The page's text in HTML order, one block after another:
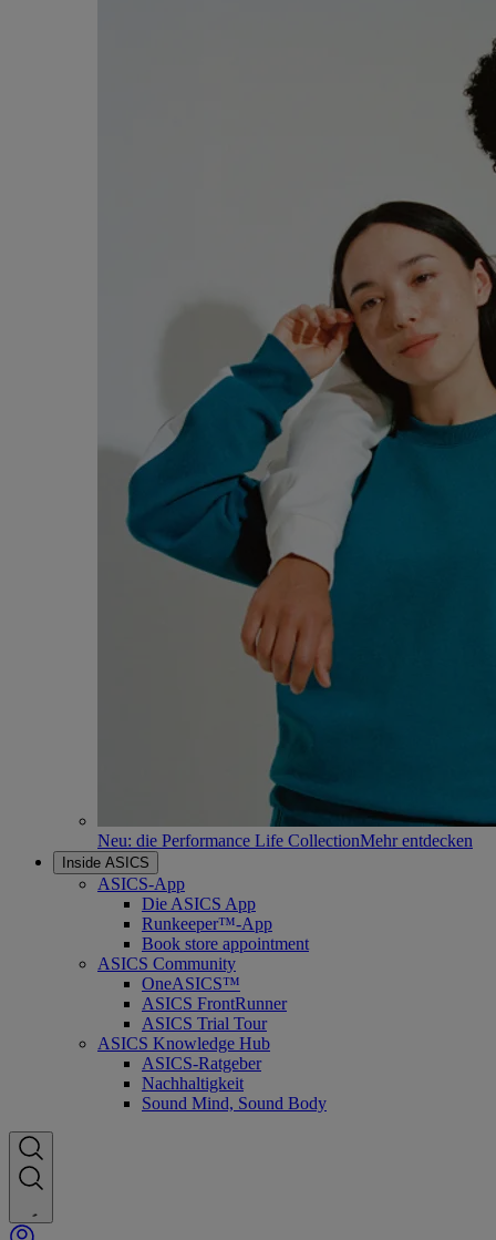
Neu: die Performance Life CollectionMehr entdecken
Inside ASICS
ASICS-App
Die ASICS App
Runkeeper™-App
Book store appointment
ASICS Community
OneASICS™
ASICS FrontRunner
ASICS Trial Tour
ASICS Knowledge Hub
ASICS-Ratgeber
Nachhaltigkeit
Sound Mind, Sound Body